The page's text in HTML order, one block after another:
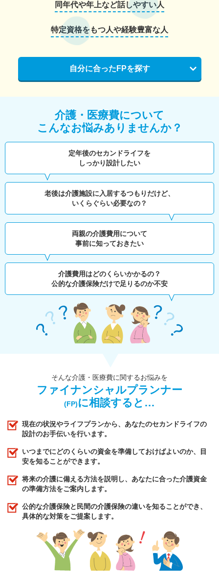
同年代や年上など話しやすい人
特定資格をもつ人や経験豊富な人
自分に合ったFPを探す
介護・医療費について
こんなお悩みありませんか？
定年後のセカンドライフを
しっかり設計したい
老後は介護施設に入居するつもりだけど、
いくらぐらい必要なの？
両親の介護費用について
事前に知っておきたい
介護費用はどのくらいかかるの？
公的な介護保険だけで足りるのか不安
そんな介護・医療費に関するお悩みを
ファイナンシャルプランナー
(FP)に相談すると…
現在の状況やライフプランから、あなたのセカンドライフの
設計のお手伝いを行います。
いつまでにどのくらいの資金を準備しておけばよいのか、目
安を知ることができます。
将来の介護に備える方法を説明し、あなたに合った介護資金
の準備方法をご案内します。
公的な介護保険と民間の介護保険の違いを知ることができ、
具体的な対策をご提案します。